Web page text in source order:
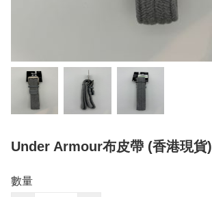
Under Armour布皮帶 (香港現貨)
數量